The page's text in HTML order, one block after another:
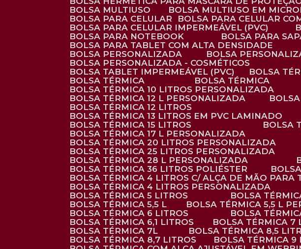
BOLSA MULTIUSO
BOLSA MULTIUSO EM
BOLSA PARA CELULAR
BOLSA PARA CELULAR
BOLSA PARA CELULAR IMPERMEÁVEL (PVC)
BOLSA PARA NOTEBOOK
BOLSA PARA
BOLSA PARA TABLET COM ALTA DENSIDADE
BOLSA PERSONALIZADA
BOLSA
BOLSA PERSONALIZADA - COSMÉTICOS
BOLSA TABLET IMPERMEÁVEL (PVC)
BOLSA
BOLSA TÉRMICA
BOLSA TÉRMICA
BOLSA TÉRMICA 10 LITROS PERSONALIZADA
BOLSA TÉRMICA 12 L PERSONALIZADA
BOLSA TÉRMICA 12 LITROS
BOLSA TÉRMICA 13 LITROS EM PVC LAMINADO
BOLSA TÉRMICA 15 LITROS
BOLSA
BOLSA TÉRMICA 17 L PERSONALIZADA
BOLSA TÉRMICA 20 LITROS PERSONALIZADA
BOLSA TÉRMICA 25 LITROS PERSONALIZADA
BOLSA TÉRMICA 28 L PERSONALIZADA
BOLSA TÉRMICA 36 LITROS POLIÉSTER
BOLSA TÉRMICA 4 LITROS C/ ALÇA DE MÃO PARA
BOLSA TÉRMICA 4 LITROS PERSONALIZADA
BOLSA TÉRMICA 5 LITROS
BOLSA
BOLSA TÉRMICA 5,5 L
BOLSA TÉRMICA 5,5 L
BOLSA TÉRMICA 6 LITROS
BOLSA
BOLSA TÉRMICA 6,1 LITROS
BOLSA TÉRMICA
BOLSA TÉRMICA 7L
BOLSA TÉRMICA 8,5
BOLSA TÉRMICA 8,7 LITROS
BOLSA TÉRMICA 9